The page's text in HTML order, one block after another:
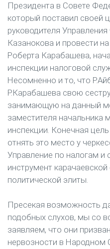
Президента в Совете
который поставил своей
руководителя
Казанокова и провести
Роберта Карабашева,
инспекции налоговой
Несомненно и то, что
Р.Карабашева свою
занимающую на данный
заместителя начальника
инспекции. Конечная
отнять это место у
Управление по налогам и
инструмент
политической элиты.
Пресекая возможность
подобных слухов, мы со
заявляем, что они
нервозности в Народном